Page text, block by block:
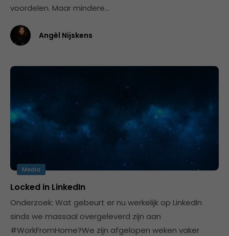
voordelen. Maar mindere…
Angèl Nijskens
Media
Locked in LinkedIn
Onderzoek: Wat gebeurt er nu werkelijk op LinkedIn
sinds we massaal overgeleverd zijn aan
#WorkFromHome?We zijn afgelopen weken vaker